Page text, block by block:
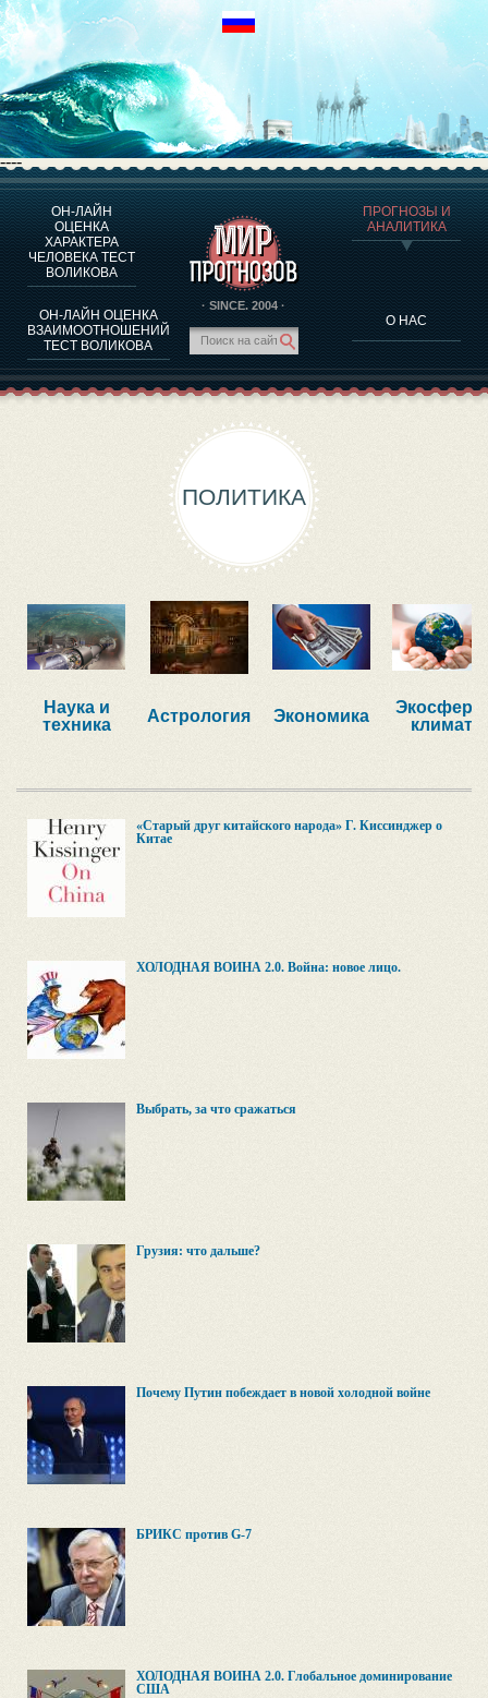
----
ОН-ЛАЙН
ОЦЕНКА
ХАРАКТЕРА
ЧЕЛОВЕКА ТЕСТ
ВОЛИКОВА
ОН-ЛАЙН ОЦЕНКА
ВЗАИМООТНОШЕНИЙ
ТЕСТ ВОЛИКОВА
· SINCE. 2004 ·
ПРОГНОЗЫ И
АНАЛИТИКА
О НАС
О ПРОГРАММЕ
ОЦЕНКА ХАРАКТЕРA ЧЕЛОВЕКА
ОЦЕНКА ХАРАКТЕРА ВЫДАЮЩИХСЯ ЛИЧНОСТЕЙ
О ПРОГРАММЕ
ТЕСТ НА СОВМЕСТИМОСТЬ ВОЛИКОВА
ПРОГНОЗЫ И АНАЛИТИКА
ПОЛИТИКА
Наука и
техника
Астрология Экономика
Экосфера,
климат
«Старый друг китайского народа» Г. Киссинджер о
Китае
ХОЛОДНАЯ ВОЙНА 2.0. Война: новое лицо.
Выбрать, за что сражаться
Грузия: что дальше?
Почему Путин побеждает в новой холодной войне
БРИКС против G-7
ХОЛОДНАЯ ВОЙНА 2.0. Глобальное доминирование
США